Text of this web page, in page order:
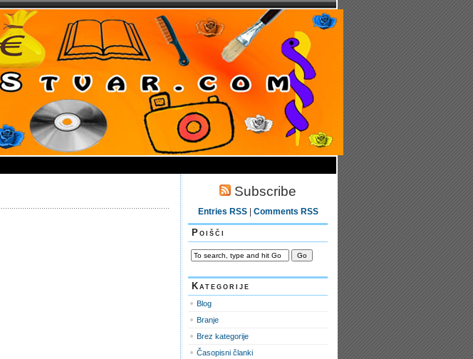
Subscribe
Entries RSS| Comments RSS
Poišči
Kategorije
Blog
Branje
Brez kategorije
Časopisni članki